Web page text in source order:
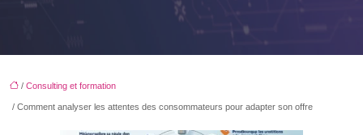
/ Consulting et formation
/ Comment analyser les attentes des consommateurs pour adapter son offre